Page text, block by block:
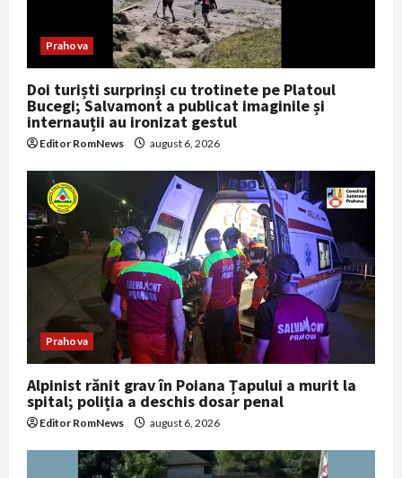
o
n
Prahova
Doi turiști surprinși cu trotinete pe Platoul
Bucegi; Salvamont a publicat imaginile și
internauții au ironizat gestul
Editor RomNews august 6, 2026
Prahova
Alpinist rănit grav în Poiana Țapului a murit la
spital; poliția a deschis dosar penal
Editor RomNews august 6, 2026